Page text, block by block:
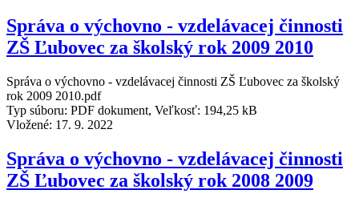
Správa o výchovno - vzdelávacej činnosti
ZŠ Ľubovec za školský rok 2009 2010
Správa o výchovno - vzdelávacej činnosti ZŠ Ľubovec za školský
rok 2009 2010.pdf
Typ súboru: PDF dokument, Veľkosť: 194,25 kB
Vložené: 17. 9. 2022
Správa o výchovno - vzdelávacej činnosti
ZŠ Ľubovec za školský rok 2008 2009